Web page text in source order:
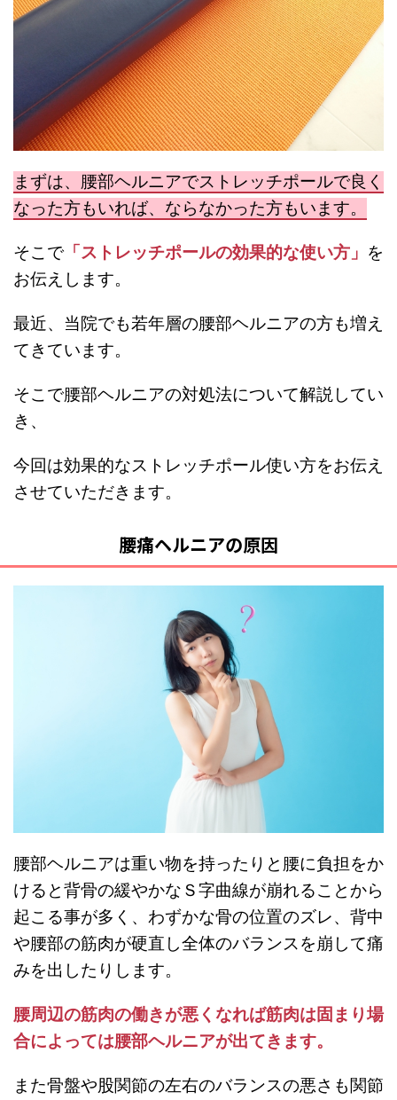
まずは、腰部ヘルニアでストレッチポールで良く
なった方もいれば、ならなかった方もいます。
そこで 「ストレッチポールの効果的な使い方」 を
お伝えします。
最近、当院でも若年層の腰部ヘルニアの方も増え
てきています。
そこで腰部ヘルニアの対処法について解説してい
き、
今回は効果的なストレッチポール使い方をお伝え
させていただきます。
腰痛ヘルニアの原因
腰部ヘルニアは重い物を持ったりと腰に負担をか
けると背骨の緩やかなＳ字曲線が崩れることから
起こる事が多く、わずかな骨の位置のズレ、背中
や腰部の筋肉が硬直し全体のバランスを崩して痛
みを出したりします。
腰周辺の筋肉の働きが悪くなれば筋肉は固まり場
合によっては腰部ヘルニアが出てきます。
また骨盤や股関節の左右のバランスの悪さも関節